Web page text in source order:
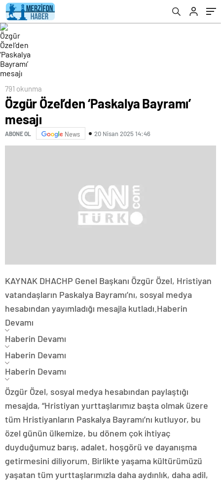
791 okunma
Özgür Özel’den ‘Paskalya Bayramı’
mesajı
ABONE OL News 20 Nisan 2025 14:46
KAYNAK DHACHP Genel Başkanı Özgür Özel, Hristiyan
vatandaşların Paskalya Bayramı’nı, sosyal medya
hesabından yayımladığı mesajla kutladı. Haberin
Devamı
Haberin Devamı
Haberin Devamı
Haberin Devamı
Özgür Özel, sosyal medya hesabından paylaştığı
mesajda, “Hristiyan yurttaşlarımız başta olmak üzere
tüm Hristiyanların Paskalya Bayramı’nı kutluyor, bu
özel günün ülkemize, bu dönem çok ihtiyaç
duyduğumuz barış, adalet, hoşgörü ve dayanışma
getirmesini diliyorum. Birlikte yaşama kültürümüzü
yaşatan tüm yurttaşlarımızla daha aydınlık, daha adil,